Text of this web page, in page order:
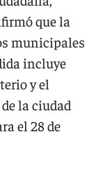
que la
municipales
incluye
y el
la ciudad
el 28 de